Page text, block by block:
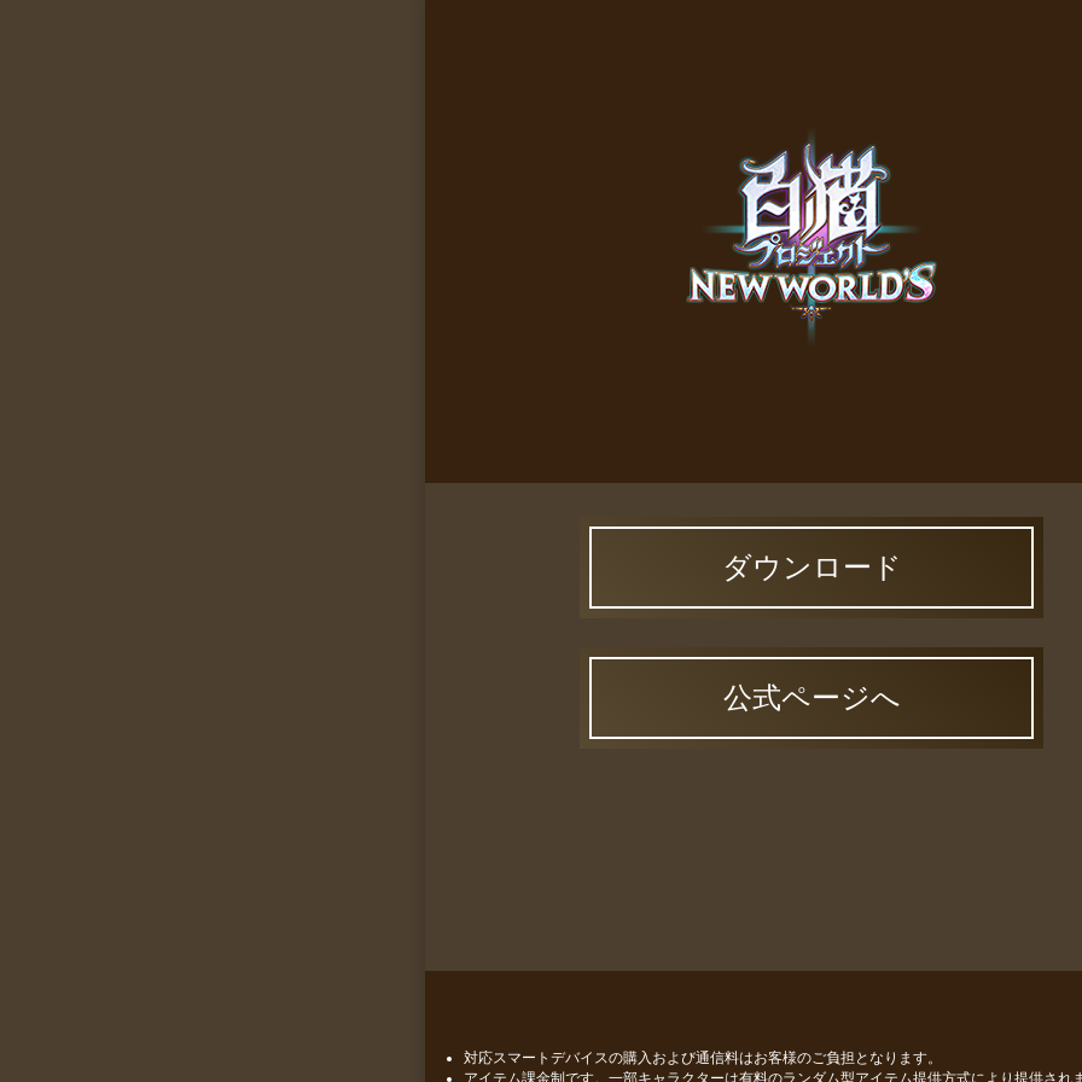
ダウンロード
公式ページへ
対応スマートデバイスの購入および通信料はお客様のご負担となります。
アイテム課金制です。一部キャラクターは有料のランダム型アイテム提供方式により提供され